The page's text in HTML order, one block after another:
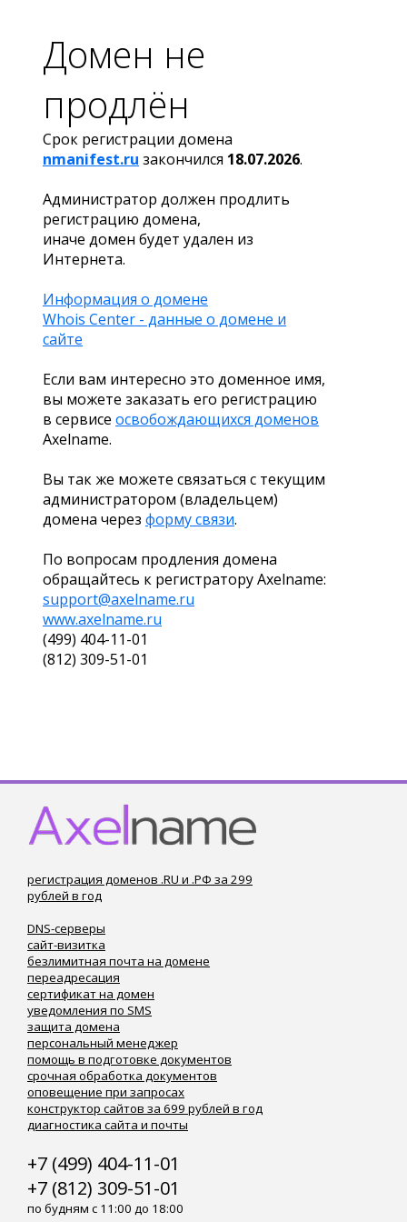
Домен не
продлён
Срок регистрации домена
nmanifest.ru закончился 18.07.2026.
Администратор должен продлить
регистрацию домена,
иначе домен будет удален из
Интернета.
Информация о домене
Whois Center - данные о домене и
сайте
Если вам интересно это доменное имя,
вы можете заказать его регистрацию
в сервисе освобождающихся доменов
Axelname.
Вы так же можете связаться с текущим
администратором (владельцем)
домена через форму связи.
По вопросам продления домена
обращайтесь к регистратору Axelname:
support@axelname.ru
www.axelname.ru
(499) 404-11-01
(812) 309-51-01
регистрация доменов .RU и .РФ за 299
рублей в год
DNS-серверы
сайт-визитка
безлимитная почта на домене
переадресация
сертификат на домен
уведомления по SMS
защита домена
персональный менеджер
помощь в подготовке документов
срочная обработка документов
оповещение при запросах
конструктор сайтов за 699 рублей в год
диагностика сайта и почты
+7 (499) 404-11-01
+7 (812) 309-51-01
по будням с 11:00 до 18:00